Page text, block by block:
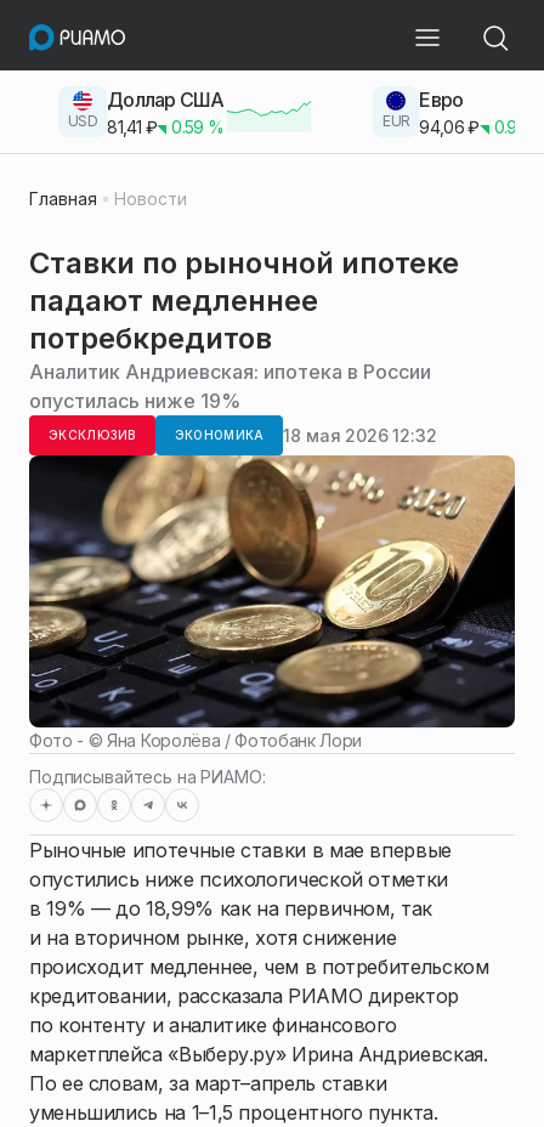
USD
Доллар США
81,41 ₽ 0.59 % EUR
Евро
94,06₽ 0.93
Главная Новости
Ставки по рыночной ипотеке
падают медленнее
потребкредитов
Аналитик Андриевская: ипотека в России
опустилась ниже 19%
ЭКСКЛЮЗИВ ЭКОНОМИКА 18 мая 2026 12:32
Фото - ©Яна Королёва / Фотобанк Лори
Подписывайтесь на РИАМО:
Рыночные ипотечные ставки в мае впервые
опустились ниже психологической отметки
в 19% — до 18,99% как на первичном, так
и на вторичном рынке, хотя снижение
происходит медленнее, чем в потребительском
кредитовании, рассказала РИАМО директор
по контенту и аналитике финансового
маркетплейса «Выберу.ру» Ирина Андриевская.
По ее словам, за март–апрель ставки
уменьшились на 1–1,5 процентного пункта.